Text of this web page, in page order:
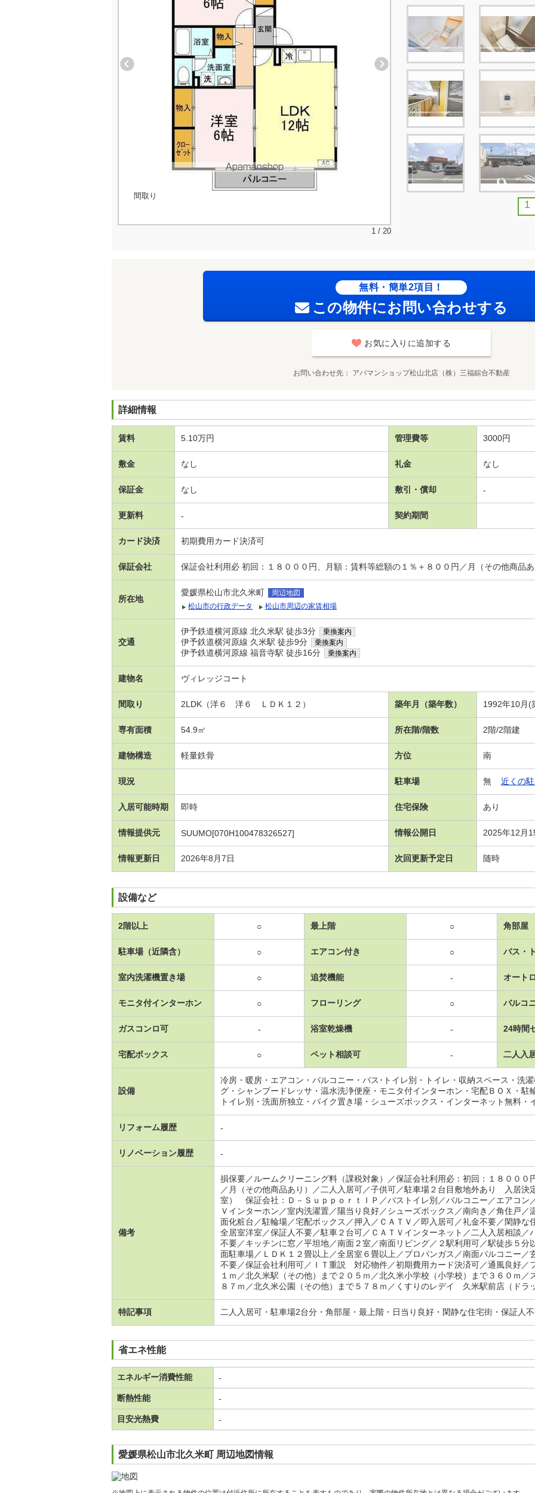
間取り
1 / 20
1
無料・簡単2項目！
この物件にお問い合わせする
お気に入りに追加する
お問い合わせ先 アパマンショップ松山北店（株）三福綜合不動産
詳細情報
賃料 5.10万円 管理費等 3000円
敷金 なし 礼金 なし
保証金 なし 敷引・償却 -
更新料 - 契約期間
カード決済 初期費用カード決済可
保証会社 保証会社利用必 初回：１８０００円、月額：賃料等総額の１％＋８００円／月（その他商品
所在地
愛媛県松山市北久米町
周辺地図
松山市の行政データ
松山市周辺の家賃相場
交通
伊予鉄道横河原線 北久米駅 徒歩3分 乗換案内
伊予鉄道横河原線 久米駅 徒歩9分 乗換案内
伊予鉄道横河原線 福音寺駅 徒歩16分 乗換案内
建物名 ヴィレッジコート
間取り 2LDK（洋６ 洋６ ＬＤＫ１２） 築年月（築年数） 1992年10月(
専有面積 54.9㎡ 所在階/階数 2階/2階建
建物構造 軽量鉄骨 方位 南
現況 駐車場 無 近くの
入居可能時期 即時 住宅保険 あり
情報提供元 SUUMO[070H100478326527] 情報公開日 2025年12月
情報更新日 2026年8月7日 次回更新予定日 随時
設備など
2階以上 ○ 最上階 ○ 角部屋
駐車場（近隣含） ○ エアコン付き ○ バス・
室内洗濯機置き場 ○ 追焚機能 - オート
モニタ付インターホン ○ フローリング ○ バルコ
ガスコンロ可 - 浴室乾燥機 - 24時間
宅配ボックス ○ ペット相談可 - 二人入
設備
冷房・暖房・エアコン・バルコニー・バス･トイレ別・トイレ・収納スペース・洗
グ・シャンプードレッサ・温水洗浄便座・モニタ付インターホン・宅配ＢＯＸ・駐
トイレ別・洗面所独立・バイク置き場・シューズボックス・インターネット無料
リフォーム履歴 -
リノベーション履歴 -
備考
損保要／ルームクリーニング料（課税対象）／保証会社利用必：初回：１８０００
／月（その他商品あり）／二人入居可／子供可／駐車場２台目敷地外あり 入居決
室） 保証会社：Ｄ－ＳｕｐｐｏｒｔＩＰ／バストイレ別／バルコニー／エアコン
Ｖインターホン／室内洗濯置／陽当り良好／シューズボックス／南向き／角住戸
面化粧台／駐輪場／宅配ボックス／押入／ＣＡＴＶ／即入居可／礼金不要／閑静な
全居室洋室／保証人不要／駐車２台可／ＣＡＴＶインターネット／二人入居相談／
不要／キッチンに窓／平坦地／南面２室／南面リビング／２駅利用可／駅徒歩５分
面駐車場／ＬＤＫ１２畳以上／全居室６畳以上／プロパンガス／南面バルコニー／
不要／保証会社利用可／ＩＴ重説 対応物件／初期費用カード決済可／通風良好／
１ｍ／北久米駅（その他）まで２０５ｍ／北久米小学校（小学校）まで３６０ｍ
８７ｍ／北久米公園（その他）まで５７８ｍ／くすりのレデイ 久米駅前店（ド
特記事項 二人入居可・駐車場2台分・角部屋・最上階・日当り良好・閑静な住宅街・保証人
省エネ性能
エネルギー消費性能 -
断熱性能 -
目安光熱費 -
愛媛県松山市北久米町 周辺地図情報